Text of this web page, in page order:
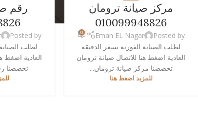
مركز صيانة ترومان
010099948826
Posted by
Eman EL Nagar
0
لطلب الصيانة الفورية بسعر الدقيقة
العادية اضغط هنا للاتصال صيانة ترومان
تخصصنا مركز صيانة ترومان...
للمزيد اضغط هنا
رقم
Posted by
لطلب
العادية اضغط
تخصصنا